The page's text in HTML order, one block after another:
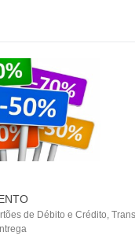
de Débito e Crédito,